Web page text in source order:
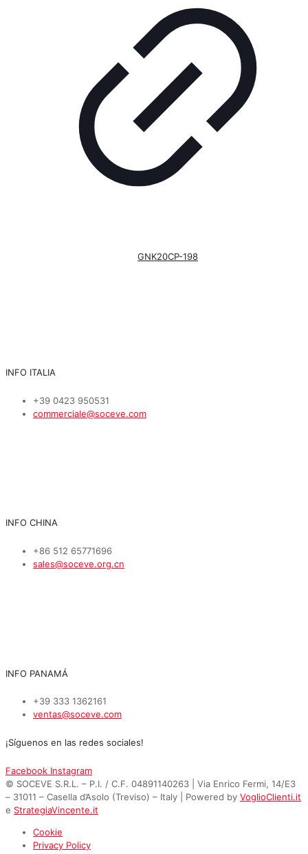
GNK20CP-198
INFO ITALIA
+39 0423 950531
commerciale@soceve.com
INFO CHINA
+86 512 65771696
sales@soceve.org.cn
INFO PANAMÁ
+39 333 1362161
ventas@soceve.com
¡Síguenos en las redes sociales!
Facebook Instagram
© SOCEVE S.R.L. – P.I. / C.F. 04891140263 | Via Enrico Fermi, 14/E3
– 31011 – Casella d’Asolo (Treviso) – Italy | Powered by VoglioClienti.it
e StrategiaVincente.it
Cookie
Privacy Policy